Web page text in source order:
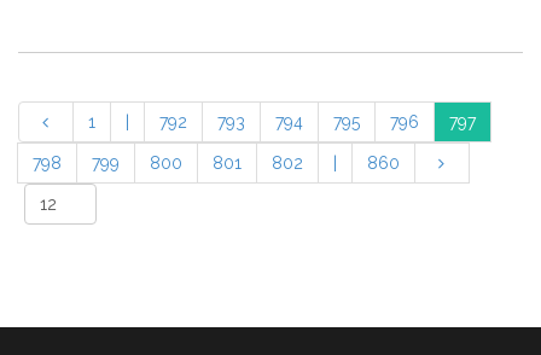
1 792 793 794 795 796 797
798 799 800 801 802 860